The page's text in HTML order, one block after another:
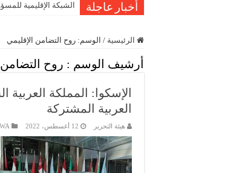
أخبار عاجلة الشبكة الإقليمية
الرئيسية / الوسم: روح التضامن الإقليمي
أرشيف الوسم : روح التضامن
الإسكوا: المملكة
العربية المشتركة
هيئة التحرير 12 أغسطس، 2022